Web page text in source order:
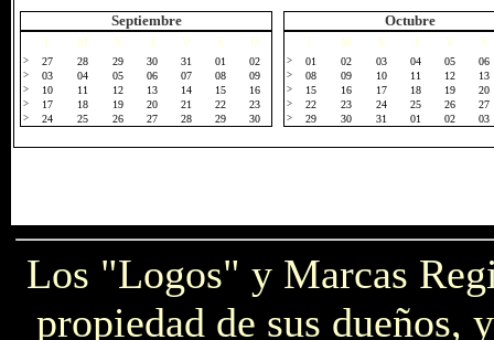
Septiembre
M X J V S D
> 27 28 29 30 31 01 02
> 03 04 05 06 07 08 09
> 10 11 12 13 14 15 16
> 17 18 19 20 21 22 23
> 24 25 26 27 28 29 30
Octubre
M X J V S
> 01 02 03 04 05 06
> 08 09 10 11 12 13
> 15 16 17 18 19 20
> 22 23 24 25 26 27
> 29 30 31 01 02 03
Los "Logos" y Marcas
propiedad de sus dueños,